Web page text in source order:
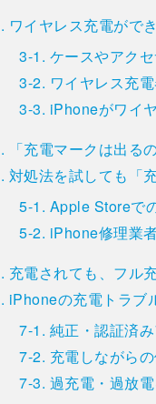
ワイヤレス充電がで
ケースやアク
ワイヤレス充
iPhoneがワイ
「充電マークは出る
対処法を試しても「
Apple Storeで
iPhone修理業
充電されても、フル
iPhoneの充電トラブ
純正・認証済
充電しながら
過充電・過放